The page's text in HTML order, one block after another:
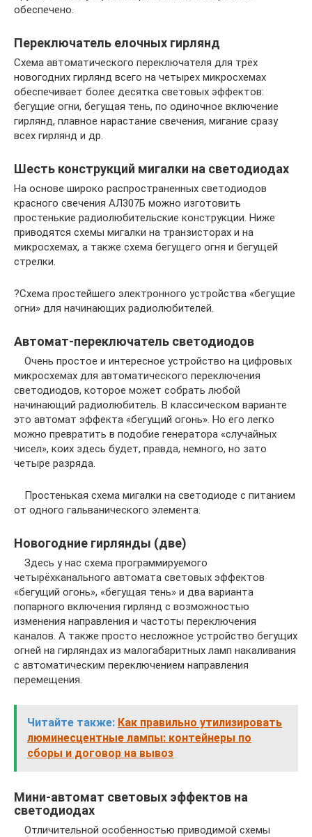
обеспечено.
Переключатель елочных гирлянд
Схема автоматического переключателя для трёх
новогодних гирлянд всего на четырех микросхемах
обеспечивает более десятка световых эффектов:
бегущие огни, бегущая тень, по одиночное включение
гирлянд, плавное нарастание свечения, мигание сразу
всех гирлянд и др.
Шесть конструкций мигалки на светодиодах
На основе широко распространенных светодиодов
красного свечения АЛ307Б можно изготовить
простенькие радиолюбительские конструкции. Ниже
приводятся схемы мигалки на транзисторах и на
микросхемах, а также схема бегущего огня и бегущей
стрелки.
?Схема простейшего электронного устройства «бегущие
огни» для начинающих радиолюбителей.
Автомат-переключатель светодиодов
Очень простое и интересное устройство на цифровых
микросхемах для автоматического переключения
светодиодов, которое может собрать любой
начинающий радиолюбитель. В классическом варианте
это автомат эффекта «бегущий огонь». Но его легко
можно превратить в подобие генератора «случайных
чисел», коих здесь будет, правда, немного, но зато
четыре разряда.
Простенькая схема мигалки на светодиоде с питанием
от одного гальванического элемента.
Новогодние гирлянды (две)
Здесь у нас схема программируемого
четырёхканального автомата световых эффектов
«бегущий огонь», «бегущая тень» и два варианта
попарного включения гирлянд с возможностью
изменения направления и частоты переключения
каналов. А также просто несложное устройство бегущих
огней на гирляндах из малогабаритных ламп накаливания
с автоматическим переключением направления
перемещения.
Читайте также: Как правильно утилизировать
люминесцентные лампы: контейнеры по
сборы и договор на вывоз
Мини-автомат световых эффектов на
светодиодах
Отличительной особенностью приводимой схемы